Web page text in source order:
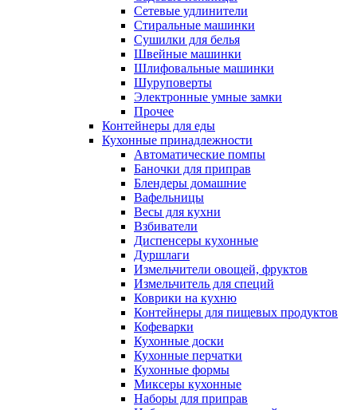
Сетевые удлинители
Стиральные машинки
Сушилки для белья
Швейные машинки
Шлифовальные машинки
Шуруповерты
Электронные умные замки
Прочее
Контейнеры для еды
Кухонные принадлежности
Автоматические помпы
Баночки для приправ
Блендеры домашние
Вафельницы
Весы для кухни
Взбиватели
Диспенсеры кухонные
Дуршлаги
Измельчители овощей, фруктов
Измельчитель для специй
Коврики на кухню
Контейнеры для пищевых продуктов
Кофеварки
Кухонные доски
Кухонные перчатки
Кухонные формы
Миксеры кухонные
Наборы для приправ